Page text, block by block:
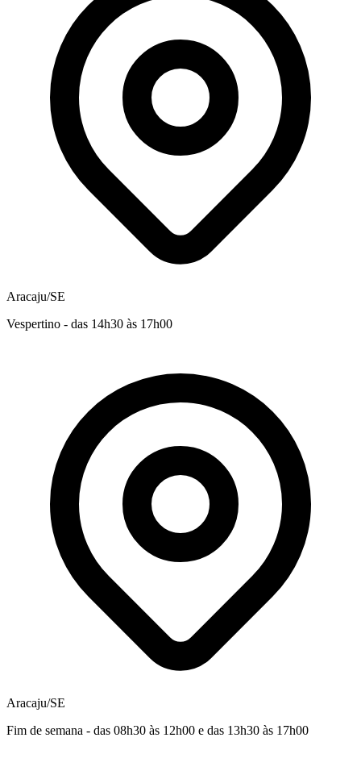
Aracaju/SE
Vespertino - das 14h30 às 17h00
Aracaju/SE
Fim de semana - das 08h30 às 12h00 e das 13h30 às 17h00